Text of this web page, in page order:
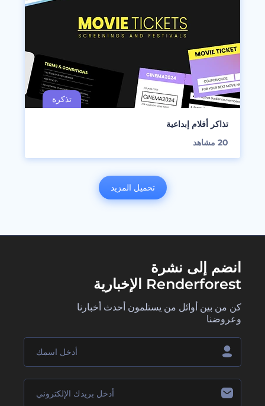
تذاكر أفلام إبداعية
20 مشاهد
تحميل المزيد
انضم إلى نشرة
Renderforest الإخبارية
كن من بين أوائل من يستلمون أحدث أخبارنا
وعروضنا